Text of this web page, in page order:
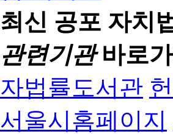
최신 공포 자치
관련기관바로
자법률도서관
서울시홈페이지